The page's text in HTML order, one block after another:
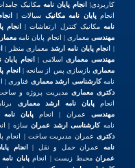
کاربردی|
انجام پایان نامه مکانیک
انجامپایان نامه مکانیک سیالات |
نامهمکانیک کنترل ارتعاشات | انجام
مهندسیمعماری | انجام پایان نامه
|
انجام پایان نامه ارشد معماری منظر |
مهندسی معماریاسلامی | انجام پایان
معماریبازسازی پس از سانحه | انجام
نامهکارشناسی ارشد معماری فناوری |
دکتری معماری مدیریت پروژه و
انجامپایان نامه ارشد معماری
مهندسی عمران | انجامپایان
نامهکارشناسی ارشد عمران سازه |
دکتریعمران مدیریت ساخت | انجام
نامهعمران حمل و نقل | انجام
عمرانمحیط زیست | انجامپایان